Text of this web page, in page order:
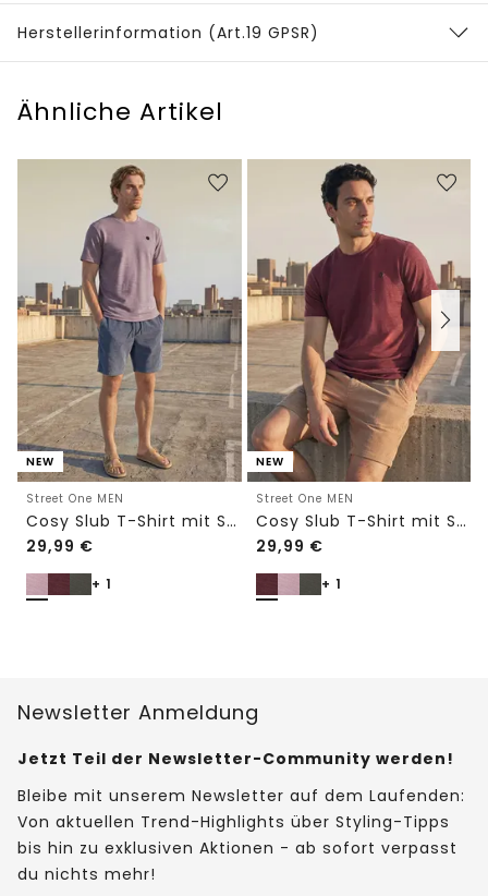
Herstellerinformation (Art.19 GPSR)
Ähnliche Artikel
NEW
Street One MEN
Cosy Slub T-Shirt mit Struktur
29,99 €
+ 1
NEW
Street One MEN
Cosy Slub T-Shirt mit Struktur
29,99 €
+ 1
Newsletter Anmeldung
Jetzt Teil der Newsletter-Community werden!
Bleibe mit unserem Newsletter auf dem Laufenden:
Von aktuellen Trend-Highlights über Styling-Tipps
bis hin zu exklusiven Aktionen - ab sofort verpasst
du nichts mehr!